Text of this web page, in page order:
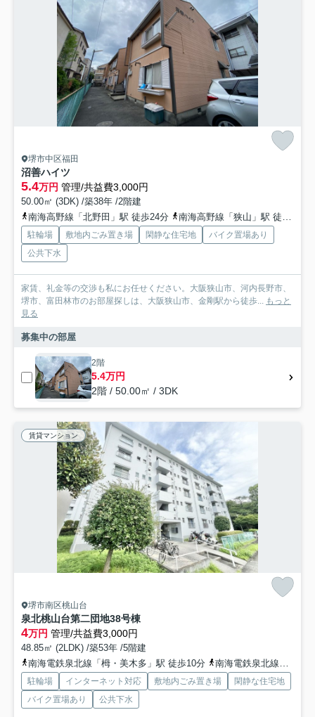
堺市中区福田
沼善ハイツ
5.4万円 管理/共益費3,000円
50.00㎡ (3DK) /築38年 /2階建
南海高野線「北野田」駅 徒歩24分
南海高野線「狭山」駅 徒歩34分
駐輪場 敷地内ごみ置き場 閑静な住宅地
バイク置場あり
公共下水
家賃、礼金等の交渉も私にお任せください。大阪狭山市、河内長野市、
堺市、富田林市のお部屋探しは、大阪狭山市、金剛駅から徒歩... もっと
見る
募集中の部屋
2階
5.4万円
2階 / 50.00㎡ / 3DK
賃貸マンション
堺市南区桃山台
泉北桃山台第二団地38号棟
4万円 管理/共益費3,000円
48.85㎡ (2LDK) /築53年 /5階建
南海電鉄泉北線「栂・美木多」駅 徒歩10分
南海電鉄泉北線「泉ケ丘」駅 徒歩30分
駐輪場 インターネット対応 敷地内ごみ置き場
閑静な住宅地
バイク置場あり
公共下水